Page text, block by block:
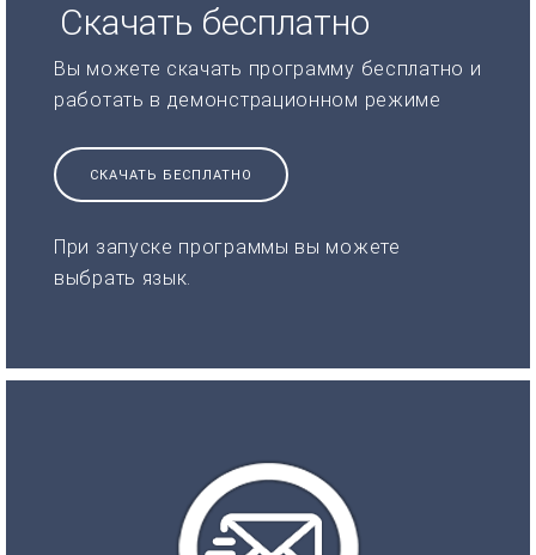
Скачать бесплатно
Вы можете скачать программу бесплатно и
работать в демонстрационном режиме
СКАЧАТЬ БЕСПЛАТНО
При запуске программы вы можете
выбрать язык.